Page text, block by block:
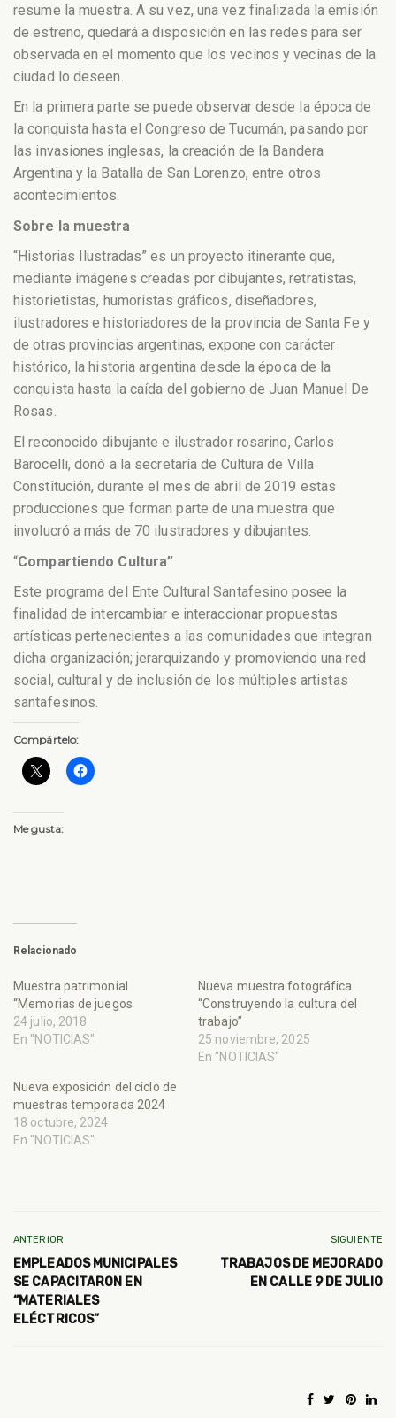
resume la muestra. A su vez, una vez finalizada la emisión
de estreno, quedará a disposición en las redes para ser
observada en el momento que los vecinos y vecinas de la
ciudad lo deseen.
En la primera parte se puede observar desde la época de
la conquista hasta el Congreso de Tucumán, pasando por
las invasiones inglesas, la creación de la Bandera
Argentina y la Batalla de San Lorenzo, entre otros
acontecimientos.
Sobre la muestra
“Historias Ilustradas” es un proyecto itinerante que,
mediante imágenes creadas por dibujantes, retratistas,
historietistas, humoristas gráficos, diseñadores,
ilustradores e historiadores de la provincia de Santa Fe y
de otras provincias argentinas, expone con carácter
histórico, la historia argentina desde la época de la
conquista hasta la caída del gobierno de Juan Manuel De
Rosas.
El reconocido dibujante e ilustrador rosarino, Carlos
Barocelli, donó a la secretaría de Cultura de Villa
Constitución, durante el mes de abril de 2019 estas
producciones que forman parte de una muestra que
involucró a más de 70 ilustradores y dibujantes.
“Compartiendo Cultura”
Este programa del Ente Cultural Santafesino posee la
finalidad de intercambiar e interaccionar propuestas
artísticas pertenecientes a las comunidades que integran
dicha organización; jerarquizando y promoviendo una red
social, cultural y de inclusión de los múltiples artistas
santafesinos.
Compártelo:
Me gusta:
Relacionado
Muestra patrimonial
“Memorias de juegos
24 julio, 2018
En "NOTICIAS"
Nueva muestra fotográfica
“Construyendo la cultura del
trabajo”
25 noviembre, 2025
En "NOTICIAS"
Nueva exposición del ciclo de
muestras temporada 2024
18 octubre, 2024
En "NOTICIAS"
ANTERIOR
EMPLEADOS MUNICIPALES
SE CAPACITARON EN
“MATERIALES
ELÉCTRICOS”
SIGUIENTE
TRABAJOS DE MEJORADO
EN CALLE 9 DE JULIO